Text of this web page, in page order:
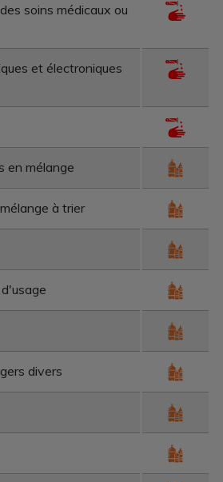
soins médicaux ou
et électroniques
en mélange
à trier
divers